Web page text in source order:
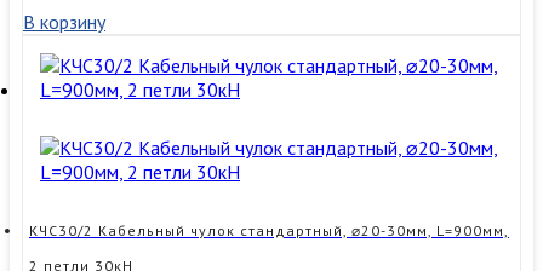
(проходной)
кабельный
чулок,⌀10-
20мм,
петля,
В корзину
КЧС30/2 Кабельный чулок стандартный, ⌀20-30мм, L=900мм,
2 петли 30кН